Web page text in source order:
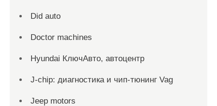
Did auto
Doctor machines
Hyundai КлючАвто, автоцентр
J-chip: диагностика и чип-тюнинг Vag
Jeep motors